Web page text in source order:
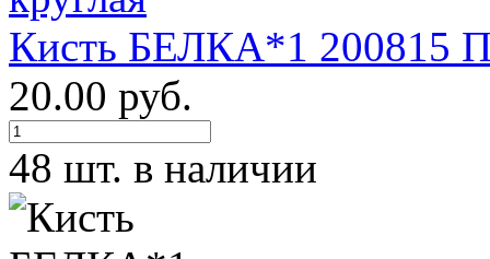
Кисть БЕЛКА*1 200815
20.00 руб.
48 шт. в наличии